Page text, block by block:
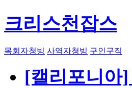
크리스천잡스
목회자청빙 사역자청빙 구인구직
[캘리포니아]